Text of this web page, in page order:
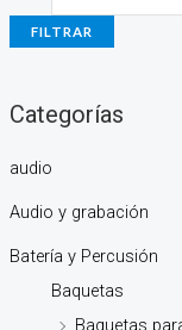
FILTRAR
Categorías
audio
Audio y grabación
Batería y Percusión
Baquetas
Baquetas